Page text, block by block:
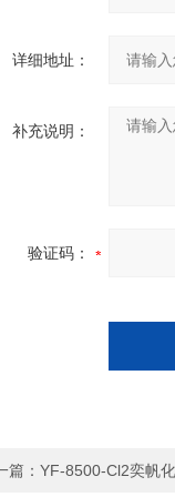
详细地址：
补充说明：
验证码：
篇： YF-8500-Cl2奕帆